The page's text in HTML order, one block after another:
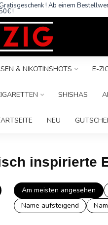
Gratisgeschenk ! Ab einem
!
& NIKOTINSHOTS E-
SHISHAS
NEU
inspirierte
Am meisten angesehen
Name aufsteigend